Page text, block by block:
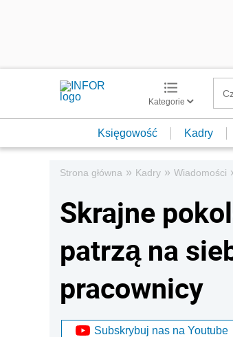
Kategorie
Księgowość Kadry
Strona główna » Kadry » Wiadomości
Skrajne
patrzą na
pracownicy
Subskrybuj nas na Youtube